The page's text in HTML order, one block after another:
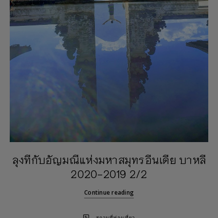
ลุงทีกับอัญมณีแห่งมหาสมุทรอีนเดีย บาหลี
2020-2019 2/2
Continue reading